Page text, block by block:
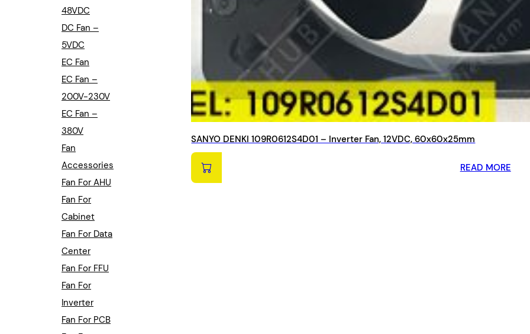
48VDC
DC Fan –
5VDC
EC Fan
EC Fan –
200V-230V
EC Fan –
380V
Fan
Accessories
Fan For AHU
Fan For
Cabinet
Fan For Data
Center
Fan For FFU
Fan For
Inverter
Fan For PCB
SANYO DENKI 109R0612S4D01 – Inverter Fan, 12VDC, 60x60x25mm
READ MORE